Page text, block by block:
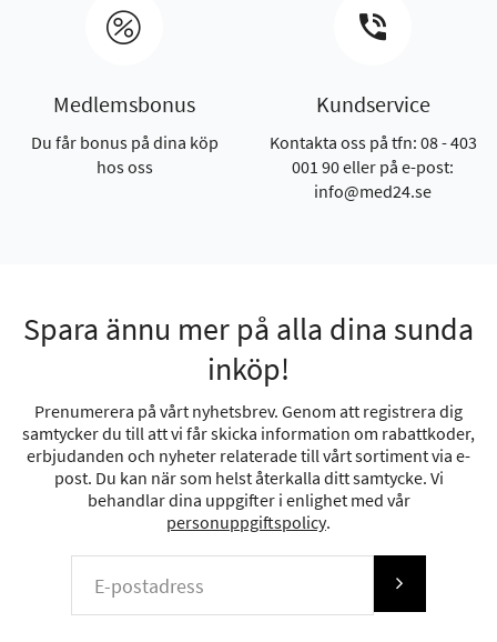
Medlemsbonus
Du får bonus på dina köp
hos oss
Kundservice
Kontakta oss på tfn: 08 - 403
001 90 eller på e-post:
info@med24.se
Spara ännu mer på alla dina sunda
inköp!
Prenumerera på vårt nyhetsbrev. Genom att registrera dig
samtycker du till att vi får skicka information om rabattkoder,
erbjudanden och nyheter relaterade till vårt sortiment via e-
post. Du kan när som helst återkalla ditt samtycke. Vi
behandlar dina uppgifter i enlighet med vår
personuppgiftspolicy.